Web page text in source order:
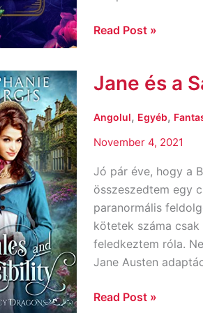
Read Post »
Jane és a
Angolul, Egyéb,
November 4, 2021
Jó pár éve, hogy a
összeszedtem egy
paranormális
kötetek száma
feledkeztem róla.
Jane Austen
Jane
a
Read Post »